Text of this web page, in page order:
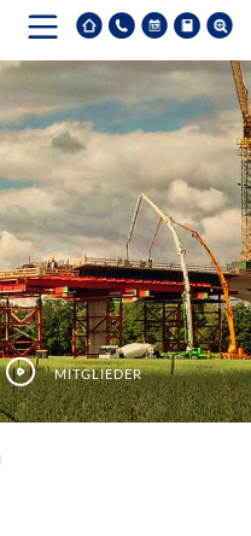
Mitglieder